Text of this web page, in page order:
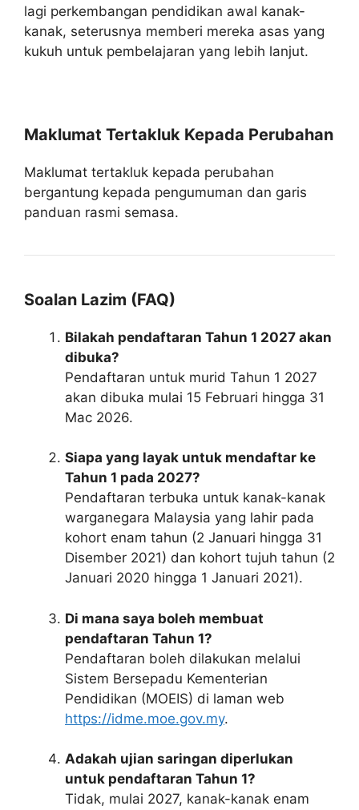
lagi perkembangan pendidikan awal kanak-
kanak, seterusnya memberi mereka asas yang
kukuh untuk pembelajaran yang lebih lanjut.
Maklumat Tertakluk Kepada Perubahan
Maklumat tertakluk kepada perubahan
bergantung kepada pengumuman dan garis
panduan rasmi semasa.
Soalan Lazim (FAQ)
Bilakah pendaftaran Tahun 1 2027 akan
dibuka?
Pendaftaran untuk murid Tahun 1 2027
akan dibuka mulai 15 Februari hingga 31
Mac 2026.
Siapa yang layak untuk mendaftar ke
Tahun 1 pada 2027?
Pendaftaran terbuka untuk kanak-kanak
warganegara Malaysia yang lahir pada
kohort enam tahun (2 Januari hingga 31
Disember 2021) dan kohort tujuh tahun (2
Januari 2020 hingga 1 Januari 2021).
Di mana saya boleh membuat
pendaftaran Tahun 1?
Pendaftaran boleh dilakukan melalui
Sistem Bersepadu Kementerian
Pendidikan (MOEIS) di laman web
https://idme.moe.gov.my.
Adakah ujian saringan diperlukan
untuk pendaftaran Tahun 1?
Tidak, mulai 2027, kanak-kanak enam